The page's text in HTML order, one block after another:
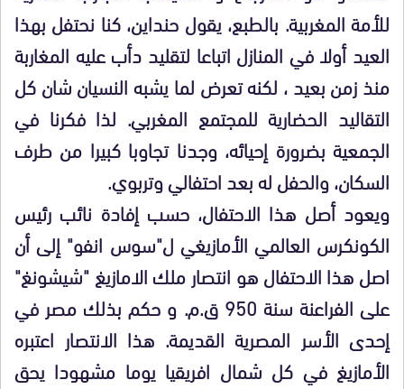
للأمة المغربية. بالطبع، يقول حنداين، كنا نحتفل بهذا
العيد أولا في المنازل اتباعا لتقليد دأب عليه المغاربة
منذ زمن بعيد ، لكنه تعرض لما يشبه النسيان شان كل
التقاليد الحضارية للمجتمع المغربي. لذا فكرنا في
الجمعية بضرورة إحيائه، وجدنا تجاوبا كبيرا من طرف
السكان، والحفل له بعد احتفالي وتربوي.
ويعود أصل هذا الاحتفال، حسب إفادة نائب رئيس
الكونكرس العالمي الأمازيغي ل"سوس انفو" إلى أن
اصل هذا الاحتفال هو انتصار ملك الامازيغ "شيشونغ"
على الفراعنة سنة 950 ق.م. و حكم بذلك مصر في
إحدى الأسر المصرية القديمة. هذا الانتصار اعتبره
الأمازيغ في كل شمال افريقيا يوما مشهودا يحق